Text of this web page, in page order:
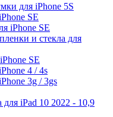
для iPhone 5S
SE
iPhone SE
и стекла для
SE
4 / 4s
3g / 3gs
iPad 10 2022 - 10,9